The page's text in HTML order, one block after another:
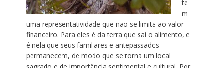
te
m
uma representatividade que não se limita ao valor
financeiro. Para eles é da terra que saí o alimento, e
é nela que seus familiares e antepassados
permanecem, de modo que se torna um local